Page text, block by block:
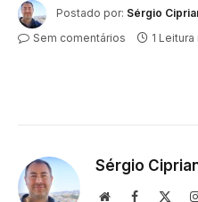
Postado por: Sérgio
Sem comentários
1 Leitura
Sérgio
WebsiteFacebook